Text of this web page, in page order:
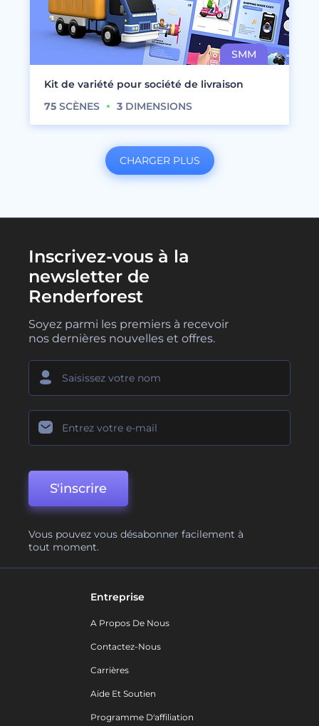
Kit de variété pour société de livraison
75 SCÈNES 3 DIMENSIONS
CHARGER PLUS
Inscrivez-vous à la
newsletter de
Renderforest
Soyez parmi les premiers à recevoir
nos dernières nouvelles et offres.
S'inscrire
Vous pouvez vous désabonner facilement à
tout moment.
Entreprise
A Propos De Nous
Contactez-Nous
Carrières
Aide Et Soutien
Programme D'affiliation